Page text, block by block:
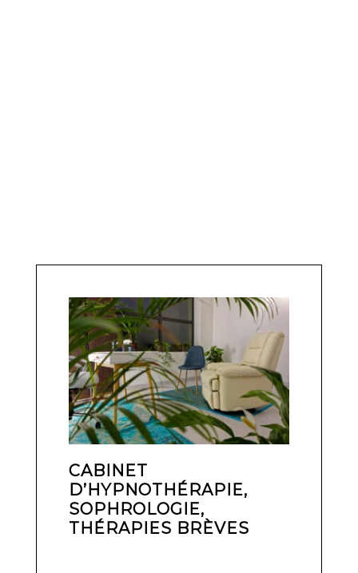
CABINET
D’HYPNOTHÉRAPIE,
SOPHROLOGIE,
THÉRAPIES BRÈVES